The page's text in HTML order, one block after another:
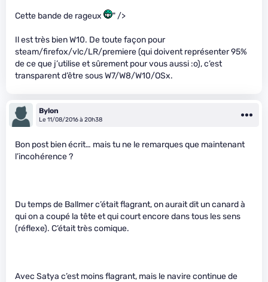
Cette bande de rageux " />
Il est très bien W10. De toute façon pour
steam/firefox/vlc/LR/premiere (qui doivent représenter 95%
de ce que j’utilise et sûrement pour vous aussi :o), c’est
transparent d’être sous W7/W8/W10/OSx.
Bylon
Le 11/08/2016 à 20h38
Bon post bien écrit… mais tu ne le remarques que maintenant
l’incohérence ?
Du temps de Ballmer c’était flagrant, on aurait dit un canard à
qui on a coupé la tête et qui court encore dans tous les sens
(réflexe). C’était très comique.
Avec Satya c’est moins flagrant, mais le navire continue de